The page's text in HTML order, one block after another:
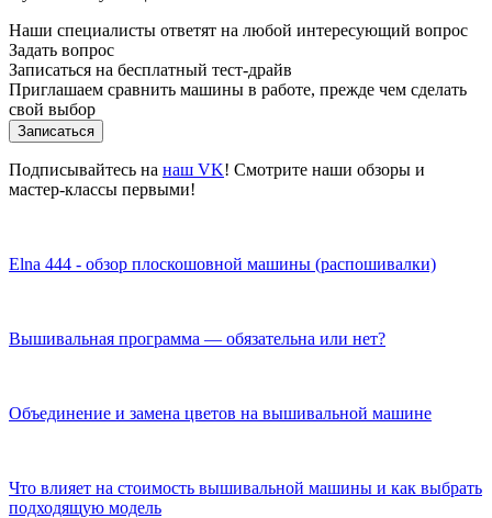
Наши специалисты ответят на любой интересующий вопрос
Задать вопрос
Записаться на бесплатный тест-драйв
Приглашаем сравнить машины в работе, прежде чем сделать
свой выбор
Записаться
Подписывайтесь на наш VK! Смотрите наши обзоры и
мастер-классы первыми!
Elna 444 - обзор плоскошовной машины (распошивалки)
Вышивальная программа — обязательна или нет?
Объединение и замена цветов на вышивальной машине
Что влияет на стоимость вышивальной машины и как выбрать
подходящую модель